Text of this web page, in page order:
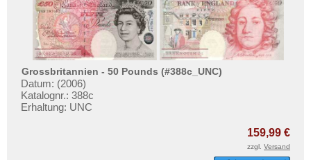
Grossbritannien - 50 Pounds (#388c_UNC)
Datum: (2006)
Katalognr.: 388c
Erhaltung: UNC
159,99 €
zzgl. Versand